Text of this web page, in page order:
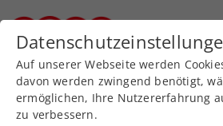
Zurück zur Newsübersicht
Allgemeine Klasse
Auf unserer Webseite werden
davon werden zwingend benötigt,
ermöglichen, Ihre Nutzererfahrung
zu verbessern.